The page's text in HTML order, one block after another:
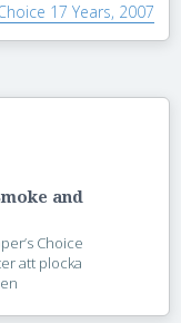
17 Years, 2007
and
Choice
att plocka